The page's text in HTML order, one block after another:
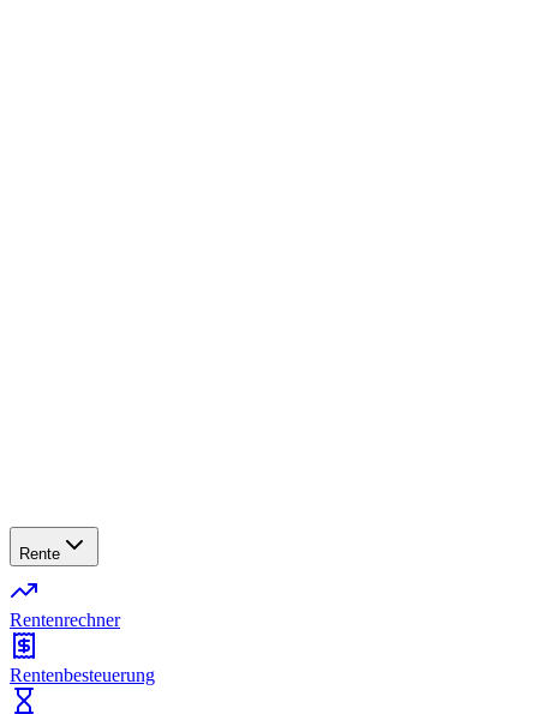
Rente
Rentenrechner
Rentenbesteuerung